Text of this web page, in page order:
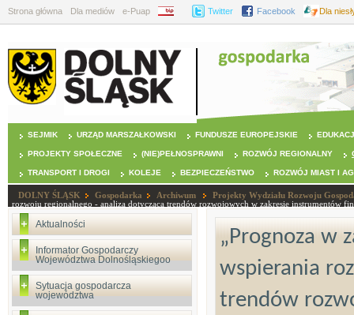
Strona główna Dla mediów e-Puap BIP Twitter Facebook Dla
SEJMIK URZĄD MARSZAŁKOWSKI FUNDUSZE EUROPEJSKIE
PROJEKTY SPOŁECZNE (NIE)PEŁNOSPRAWNI ROZWÓJ REGIONALNY
TRANSPORT I DROGI KOLEJE BEZPIECZEŃSTWO ROZWÓJ MIAST I
DOLNY ŚLĄSK Gospodarka Archiwum
Projekty Wydziału Rozwoju
rozwoju regionalnego - analiza dotycząca trendów rozwojowych w zakresie instrumentów
Aktualności
Informator Gospodarczy
Województwa Dolnośląskiegoo
Sytuacja gospodarcza
województwa
„Prognoza w
wspierania
trendów